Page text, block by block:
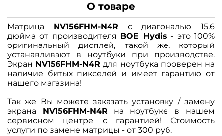
О товаре
Матрица NV156FHM-N4R с диагональю 15.6
дюйма от производителя BOE Hydis - это 100%
оригинальный дисплей, такой же, который
устанавливают в ноутбуки при производстве.
Экран NV156FHM-N4R для ноутбука проверен на
наличие битых пикселей и имеет гарантию от
нашего магазина!
Так же Вы можете заказать установку / замену
экрана NV156FHM-N4R на ноутбуке в нашем
сервисном центре с гарантией! Стоимость
услуги по замене матрицы - от 300 руб.